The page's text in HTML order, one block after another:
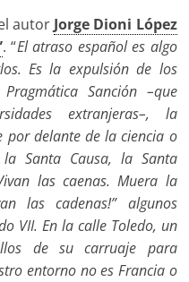
autor Jorge Dioni López
. “El atraso español es algo
Es la expulsión de los
Sanción –que
extranjeras–, la
por delante de la ciencia o
Santa Causa, la Santa
las caenas. Muera la
las cadenas!” algunos
VII. En la calle Toledo, un
de su carruaje para
entorno no es Francia o